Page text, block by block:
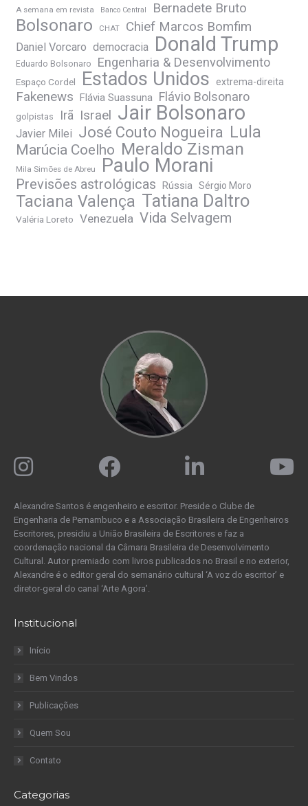
A semana em revista Banco Central Bernadete Bruto
Bolsonaro CHAT Chief Marcos Bomfim
Daniel Vorcaro democracia Donald Trump
Eduardo Bolsonaro Engenharia & Desenvolvimento
Espaço Cordel Estados Unidos extrema-direita
Fakenews Flávia Suassuna Flávio Bolsonaro
golpistas Irã Israel Jair Bolsonaro
Javier Milei José Couto Nogueira Lula
Marúcia Coelho Meraldo Zisman
Mila Simões de Abreu Paulo Morani
Previsões astrológicas Rússia Sérgio Moro
Taciana Valença Tatiana Daltro
Valéria Loreto Venezuela Vida Selvagem
Alexandre Santos é engenheiro e escritor. Preside o Clube de
Engenharia de Pernambuco e a Associação Brasileira de Engenheiros
Escritores, presidiu a União Brasileira de Escritores e faz a
coordenação nacional da Câmara Brasileira de Desenvolvimento
Cultural. Autor premiado com livros publicados no Brasil e no exterior,
Alexandre é o editor geral do semanário cultural ‘A voz do escritor’ e
diretor-geral do canal ‘Arte Agora’.
Institucional
Início
Bem Vindos
Publicações
Quem Sou
Contato
Categorias